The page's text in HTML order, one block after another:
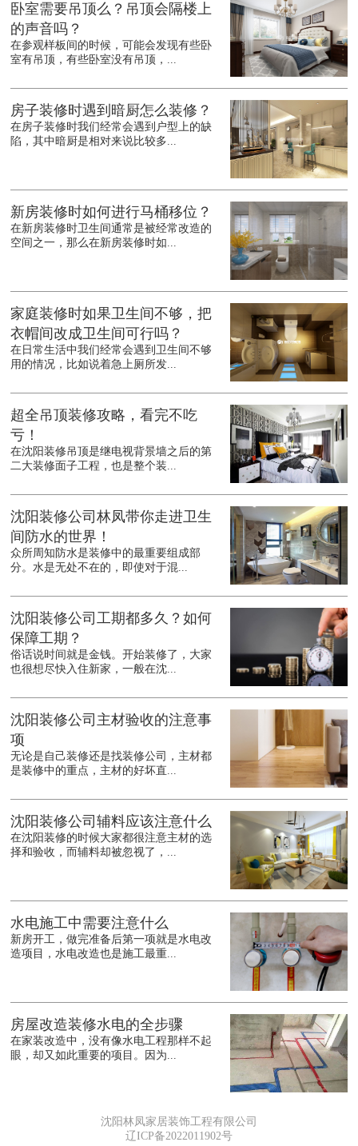
卧室需要吊顶么？吊顶会隔楼上
的声音吗？
在参观样板间的时候，可能会发现有些卧
室有吊顶，有些卧室没有吊顶，...
房子装修时遇到暗厨怎么装修？
在房子装修时我们经常会遇到户型上的缺
陷，其中暗厨是相对来说比较多...
新房装修时如何进行马桶移位？
在新房装修时卫生间通常是被经常改造的
空间之一，那么在新房装修时如...
家庭装修时如果卫生间不够，把
衣帽间改成卫生间可行吗？
在日常生活中我们经常会遇到卫生间不够
用的情况，比如说着急上厕所发...
超全吊顶装修攻略，看完不吃
亏！
在沈阳装修吊顶是继电视背景墙之后的第
二大装修面子工程，也是整个装...
沈阳装修公司林凤带你走进卫生
间防水的世界！
众所周知防水是装修中的最重要组成部
分。水是无处不在的，即使对于混...
沈阳装修公司工期都多久？如何
保障工期？
俗话说时间就是金钱。开始装修了，大家
也很想尽快入住新家，一般在沈...
沈阳装修公司主材验收的注意事
项
无论是自己装修还是找装修公司，主材都
是装修中的重点，主材的好坏直...
沈阳装修公司辅料应该注意什么
在沈阳装修的时候大家都很注意主材的选
择和验收，而辅料却被忽视了，...
水电施工中需要注意什么
新房开工，做完准备后第一项就是水电改
造项目，水电改造也是施工最重...
房屋改造装修水电的全步骤
在家装改造中，没有像水电工程那样不起
眼，却又如此重要的项目。因为...
沈阳林凤家居装饰工程有限公司
辽ICP备2022011902号